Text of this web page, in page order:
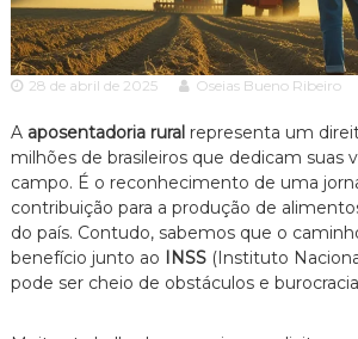
c
i
a
d
v
o
c
a
c
ã
o
P
a
o
e
s
p
e
c
a
28 de abril de 2025 Oseias Bueno Ribeiro
A aposentadoria ruralrepresenta um
milhões de brasileiros que dedicam suas
campo. É o reconhecimento de uma
contribuição para a produção de
do país. Contudo, sabemos que o
benefício junto ao INSS(Instituto
pode ser cheio de obstáculos e